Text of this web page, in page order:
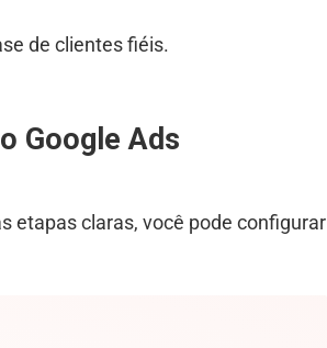
de clientes fiéis.
Google Ads
etapas claras, você pode configurar